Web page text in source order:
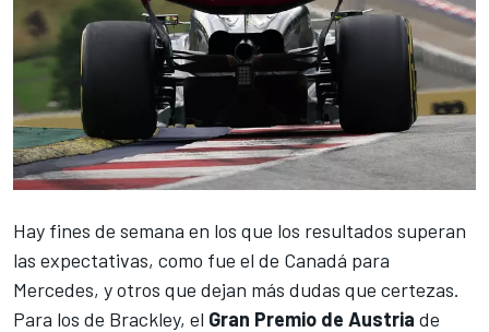
Hay fines de semana en los que los resultados superan
las expectativas, como fue el de Canadá para
Mercedes, y otros que dejan más dudas que certezas.
Para los de Brackley, el Gran Premio de Austria de